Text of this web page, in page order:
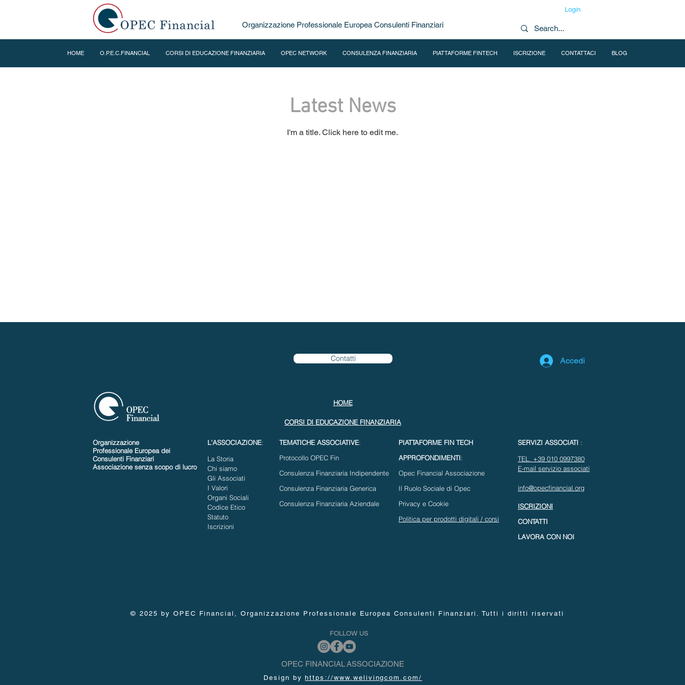
Organizzazione Professionale Europea Consulenti Finanziari
Login
HOME O.P.E.C.FINANCIAL CORSI DI EDUCAZIONE FINANZIARIA OPEC NETWORK CONSULENZA FINANZIARIA PIATTAFORME FINTECH ISCRIZIONE CONTATTACI BLOG
Latest News
I'm a title. ​Click here to edit me.
Contatti Accedi
HOME
CORSI DI EDUCAZIONE FINANZIARIA
Organizzazione
Professionale Europea dei
Consulenti Finanziari
Associazione senza scopo di lucro
L'ASSOCIAZIONE:
La Storia
Chi siamo
Gli Associati
I Valori
Organi Sociali
Codice Etico
Statuto
Iscrizioni
TEMATICHE ASSOCIATIVE:
Protocollo OPEC Fin
Consulenza Finanziaria Indipendente
Consulenza Finanziaria Generica
Consulenza Finanziaria Aziendale
PIATTAFORME FIN TECH
APPROFONDIMENTI:
Opec Financial Associazione
Il Ruolo Sociale di Opec
Privacy e Cookie
Politica per prodotti digitali / corsi
SERVIZI ASSOCIATI :
TEL. +39 010 0997380
E-mail servizio associati
info@opecfinancial.org
ISCRIZIONI
CONTATTI
LAVORA CON NOI
© 2025 by OPEC Financial, Organizzazione Professionale Europea Consulenti Finanziari. Tutti i diritti riservati
FOLLOW US
OPEC FINANCIAL ASSOCIAZIONE
Design byhttps://www.welivingcom.com/